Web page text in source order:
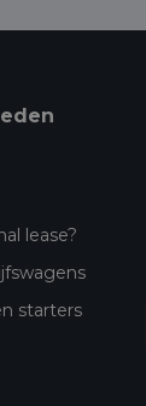
lease?
starters